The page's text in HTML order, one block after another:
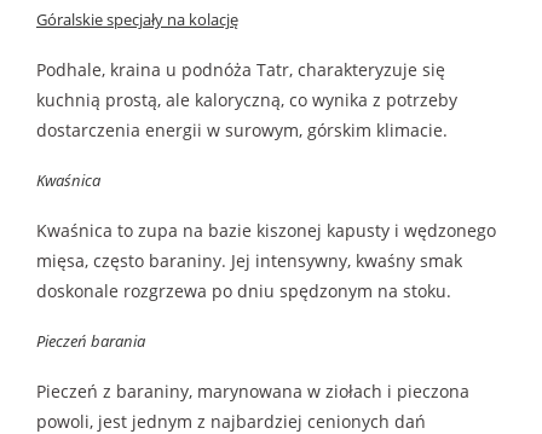
Góralskie specjały na kolację
Podhale, kraina u podnóża Tatr, charakteryzuje się
kuchnią prostą, ale kaloryczną, co wynika z potrzeby
dostarczenia energii w surowym, górskim klimacie.
Kwaśnica
Kwaśnica to zupa na bazie kiszonej kapusty i wędzonego
mięsa, często baraniny. Jej intensywny, kwaśny smak
doskonale rozgrzewa po dniu spędzonym na stoku.
Pieczeń barania
Pieczeń z baraniny, marynowana w ziołach i pieczona
powoli, jest jednym z najbardziej cenionych dań